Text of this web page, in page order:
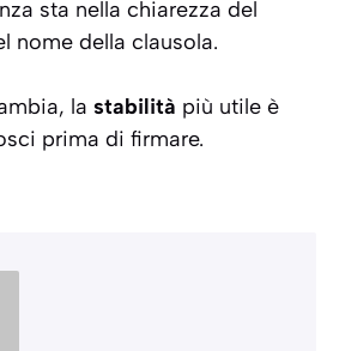
sta nella chiarezza del
nome della clausola.
la stabilità più utile è
prima di firmare.